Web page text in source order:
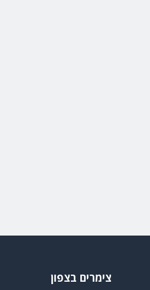
צימרים בצפון